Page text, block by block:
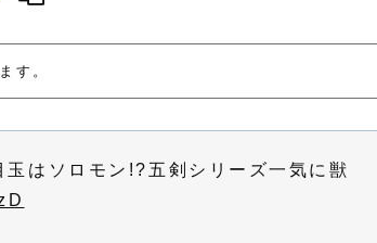
す。
はソロモン!?五剣シリーズ一気に獣